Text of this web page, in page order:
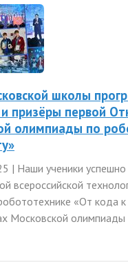
школы
призёры первой
олимпиады по
| Наши ученики успешно
всероссийской
«От кода к
Московской олимпиады